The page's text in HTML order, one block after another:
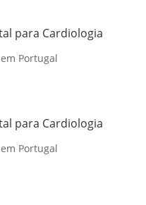
para Cardiologia
Portugal
para Cardiologia
Portugal